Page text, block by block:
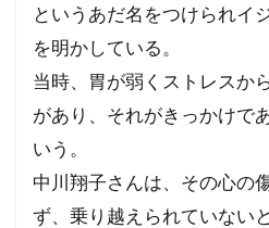
というあだ名をつけられイ
を明かしている。
当時、胃が弱くストレスか
があり、それがきっかけで
いう。
中川翔子さんは、その心の
ず、乗り越えられていない